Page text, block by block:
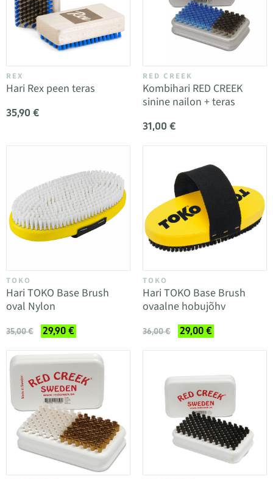
REX
Hari Rex peen teras
35,90 €
RED CREEK
Kombihari RED CREEK
sinine nailon + teras
31,00 €
TOKO
Hari TOKO Base Brush
oval Nylon
35,00 € 29,90 €
TOKO
Hari TOKO Base Brush
ovaalne hobujõhv
36,00 € 29,00 €